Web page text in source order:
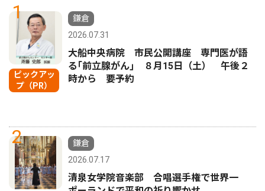
1
ピックアッ
プ（PR）
鎌倉
2026.07.31
大船中央病院 市民公開講座 専門医が語
る｢前立腺がん｣ ８月15日（土） 午後２
時から 要予約
2
鎌倉
2026.07.17
清泉女学院音楽部 合唱選手権で世界一